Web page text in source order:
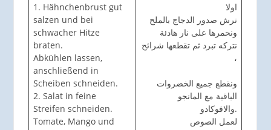
1. Hähnchenbrust gut
salzen und bei
schwacher Hitze
braten.
Abkühlen lassen,
anschließend in
Scheiben schneiden.
2. Salat in feine
Streifen schneiden.
Tomate, Mango und
اولا
نرش صدور الدجاج بالملح
ونحمرها على نار هادئة
نتركه تبرد ثم تقطعها شرائح
،
ونقطع جميع الخضروات
الباقية مع المانجو
والافوكادو.
لعمل الصوص